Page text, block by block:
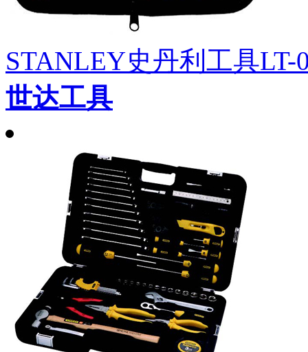
STANLEY史丹利工具LT-
世达工具